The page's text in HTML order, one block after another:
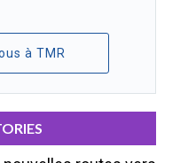
à TMR